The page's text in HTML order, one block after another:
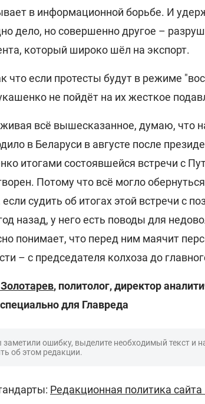
в информационной борьбе. И
дело, но совершенно другое –
который широко шёл на экспорт.
что если протесты будут в режиме
не пойдёт на их жесткое
всё вышесказанное, думаю, что
в Беларуси в августе после
итогами состоявшейся встречи с
Потому что всё могло
судить об итогах этой встречи с
назад, у него есть поводы для
понимает, что перед ним маячит
– с председателя колхоза до
, политолог, директор
для Главреда
заметили ошибку, выделите необходимый текст и
об этом редакции.
Редакционная политика сайта